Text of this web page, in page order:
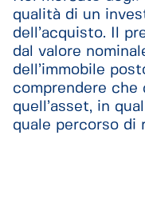
qualità di un
dell’acquisto. Il
dal valore
dell’immobile
comprendere che
quell’asset, in
quale percorso di